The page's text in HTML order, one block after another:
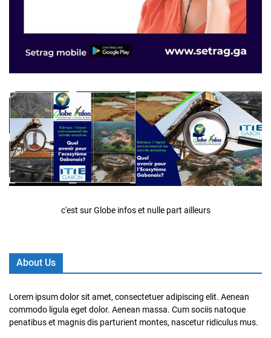
c'est sur Globe infos et nulle part ailleurs
About Us
Lorem ipsum dolor sit amet, consectetuer adipiscing elit. Aenean
commodo ligula eget dolor. Aenean massa. Cum sociis natoque
penatibus et magnis dis parturient montes, nascetur ridiculus mus.